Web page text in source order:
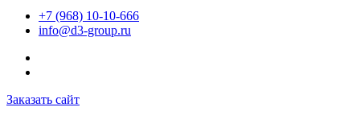
+7 (968) 10-10-666
info@d3-group.ru
Заказать сайт